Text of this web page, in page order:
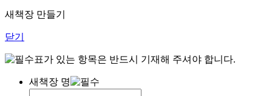
새책장 만들기
닫기
표가 있는 항목은 반드시 기재해 주셔야 합니다.
새책장 명